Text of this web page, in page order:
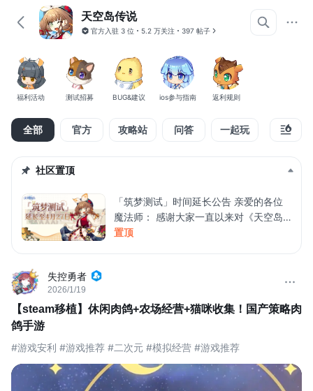
天空岛传说
官方入驻 3 位 5.2 万关注 397 帖子
福利活动 测试招募 BUG&建议 ios参与指南 返利规则
全部 官方 攻略站 问答 一起玩 精华
社区置顶
「筑梦测试」时间延长公告 亲爱的各位
魔法师： 感谢大家一直以来对《天空岛
传说》的关注与支持！自「筑梦测试」开
分地优化游戏体验，打磨每一个细节，我
间，将由原定的2月27日，延长至4月27
持续进行版本优化与问题修复，为魔法师
们带来一个更完善、更有趣的天
置顶
失控勇者
2026/1/19
【steam移植】休闲肉鸽+农场经营+猫咪收集！国产策略肉
鸽手游
#游戏安利 #游戏推荐 #二次元 #模拟经营 #游戏推荐